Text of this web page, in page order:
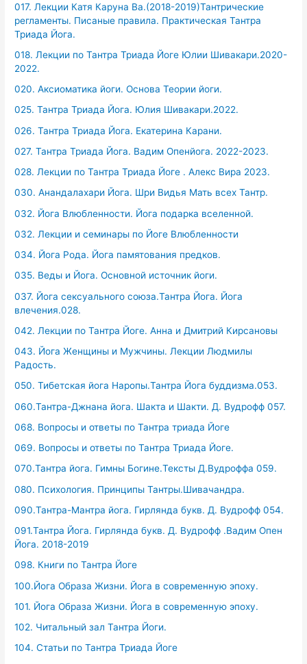
017. Лекции Катя Каруна Ва.(2018-2019)Тантрические
регламенты. Писаные правила. Практическая Тантра
Триада Йога.
018. Лекции по Тантра Триада Йоге Юлии Шивакари.2020-
2022.
020. Аксиоматика йоги. Основа Теории йоги.
025. Тантра Триада Йога. Юлия Шивакари.2022.
026. Тантра Триада Йога. Екатерина Карани.
027. Тантра Триада Йога. Вадим Опенйога. 2022-2023.
028. Лекции по Тантра Триада Йоге . Алекс Вира 2023.
030. Анандалахари Йога. Шри Видья Мать всех Тантр.
032. Йога Влюбленности. Йога подарка вселенной.
032. Лекции и семинары по Йоге Влюбленности
034. Йога Рода. Йога памятования предков.
035. Веды и Йога. Основной источник йоги.
037. Йога сексуального союза.Тантра Йога. Йога
влечения.028.
042. Лекции по Тантра Йоге. Анна и Дмитрий Кирсановы
043. Йога Женщины и Мужчины. Лекции Людмилы
Радость.
050. Тибетская йога Наропы.Тантра Йога буддизма.053.
060.Тантра-Джнана йога. Шакта и Шакти. Д. Вудрофф 057.
068. Вопросы и ответы по Тантра триада Йоге
069. Вопросы и ответы по Тантра Триада Йоге.
070.Тантра йога. Гимны Богине.Тексты Д.Вудроффа 059.
080. Психология. Принципы Тантры.Шивачандра.
090.Тантра-Мантра йога. Гирлянда букв. Д. Вудрофф 054.
091.Тантра Йога. Гирлянда букв. Д. Вудрофф .Вадим Опен
Йога. 2018-2019
098. Книги по Тантра Йоге
100.Йога Образа Жизни. Йога в современную эпоху.
101. Йога Образа Жизни. Йога в современную эпоху.
102. Читальный зал Тантра Йоги.
104. Статьи по Тантра Триада Йоге